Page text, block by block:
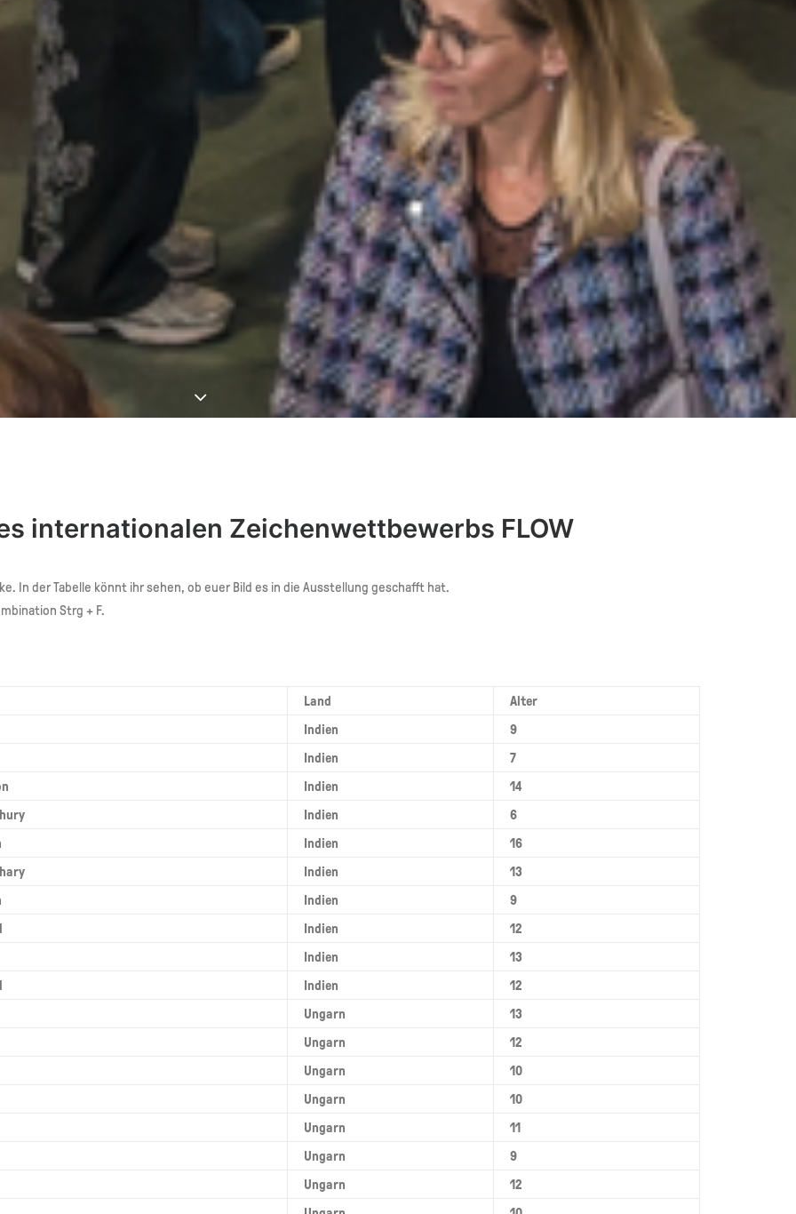
internationalen Zeichenwettbewerbs FLOW
In der Tabelle könnt ihr sehen, ob euer Bild es in die Ausstellung geschafft hat.
Strg + F.
Land
Alter
Indien
9
Indien
7
Indien
14
Indien
6
Indien
16
Indien
13
Indien
9
Indien
12
Indien
13
Indien
12
Ungarn
13
Ungarn
12
Ungarn
10
Ungarn
10
Ungarn
11
Ungarn
9
Ungarn
12